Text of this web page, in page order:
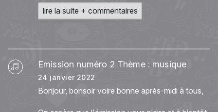
lire la suite + commentaires
Emission numéro 2 Thème : musique
24 janvier 2022
Bonjour, bonsoir voire bonne après-midi à tous,